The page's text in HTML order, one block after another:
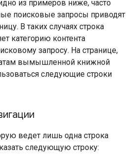
из примеров ниже, часто
поисковые запросы приводят
В таких случаях строка
категорию контента
запросу. На странице,
вымышленной книжной
следующие строки
ведет лишь одна строка
следующую строку: